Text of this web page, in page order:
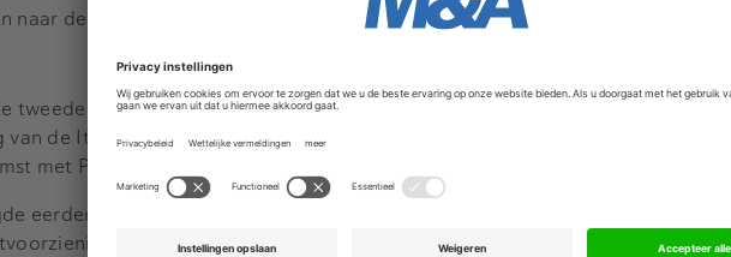
naar de nieuwe eigenaar.
tweede post- en pakketbezorger van het Zuid- Europese land. Door een
van de Italiaanse wetgeving, die concentratie van activiteiten mogelijk maakt,
met Poste Italiane worden gesloten.
eerder al uit dat in strategisch opzicht consolidatie van de postmarkt de
en de daaraan gerelateerde werkgelegenheid duurzaam in stand te